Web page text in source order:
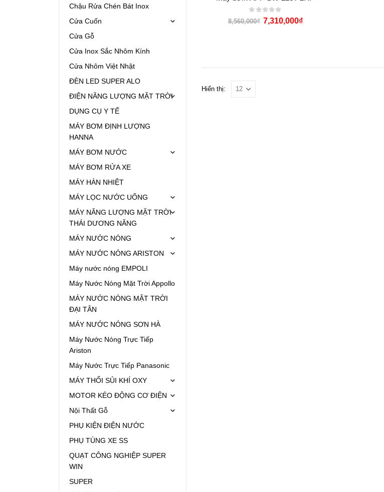
0out of 5
8,560,000₫ 7,310,000₫
Hiển thị:
Chậu Rửa Chén Bát Inox
Cửa Cuốn
Cửa Gỗ
Cửa Inox Sắc Nhôm Kính
Cửa Nhôm Việt Nhật
ĐÈN LED SUPER ALO
ĐIỆN NĂNG LƯỢNG MẶT TRỜI
DỤNG CỤ Y TẾ
MÁY BƠM ĐỊNH LƯỢNG
HANNA
MÁY BƠM NƯỚC
MÁY BƠM RỬA XE
MÁY HÀN NHIỆT
MÁY LỌC NƯỚC UỐNG
MÁY NĂNG LƯỢNG MẶT TRỜI
THÁI DƯƠNG NĂNG
MÁY NƯỚC NÓNG
MÁY NƯỚC NÓNG ARISTON
Máy nước nóng EMPOLI
Máy Nước Nóng Mặt Trời Appollo
MÁY NƯỚC NÓNG MẶT TRỜI
ĐẠI TÂN
MÁY NƯỚC NÓNG SƠN HÀ
Máy Nước Nóng Trực Tiếp
Ariston
Máy Nước Trực Tiếp Panasonic
MÁY THỔI SỦI KHÍ OXY
MOTOR KÉO ĐỘNG CƠ ĐIỆN
Nội Thất Gỗ
PHỤ KIỆN ĐIỆN NƯỚC
PHỤ TÙNG XE SS
QUẠT CÔNG NGHIỆP SUPER
WIN
SUPER